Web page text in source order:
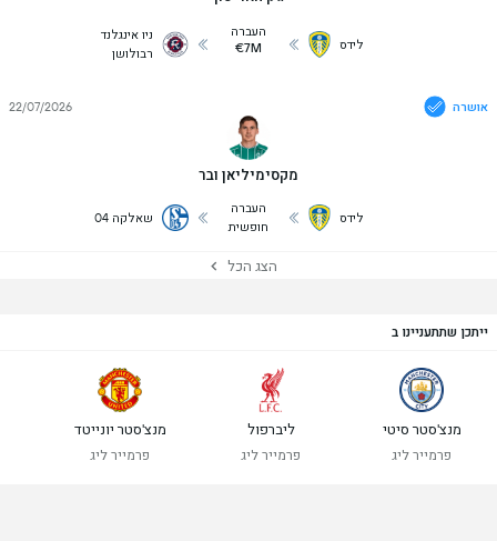
לידס
העברה
€7M
ניו אינגלנד
רבולושן
אושרה
מקסימיליאן ובר
22/07/2026
לידס
העברה
חופשית
שאלקה 04
הצג הכל
ייתכן שתתעניינו ב
מנצ'סטר סיטי
פרמייר ליג
ליברפול
פרמייר ליג
מנצ'סטר יונייטד
פרמייר ליג